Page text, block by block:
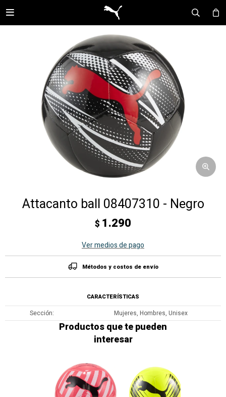

Attacanto ball 08407310 - Negro
$ 1.290
Ver medios de pago
Métodos y costos de envío
CARACTERÍSTICAS
Sección Mujeres, Hombres, Unisex
Productos que te pueden
interesar